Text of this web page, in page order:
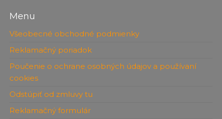
Menu
Všeobecné obchodné podmienky
Reklamačný poriadok
Poučenie o ochrane osobných údajov a používaní
cookies
Odstúpiť od zmluvy tu
Reklamačný formulár